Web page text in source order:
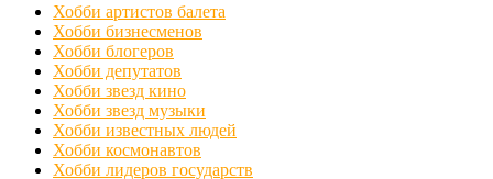
Хобби артистов балета
Хобби бизнесменов
Хобби блогеров
Хобби депутатов
Хобби звезд кино
Хобби звезд музыки
Хобби известных людей
Хобби космонавтов
Хобби лидеров государств